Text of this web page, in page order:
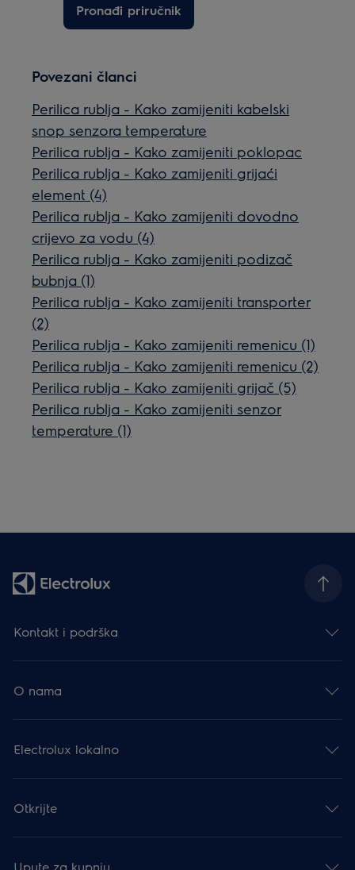
Pronađi priručnik
Povezani članci
Perilica rublja - Kako zamijeniti kabelski
snop senzora temperature
Perilica rublja - Kako zamijeniti poklopac
Perilica rublja - Kako zamijeniti grijaći
element (4)
Perilica rublja - Kako zamijeniti dovodno
crijevo za vodu (4)
Perilica rublja - Kako zamijeniti podizač
bubnja (1)
Perilica rublja - Kako zamijeniti transporter
(2)
Perilica rublja - Kako zamijeniti remenicu (1)
Perilica rublja - Kako zamijeniti remenicu (2)
Perilica rublja - Kako zamijeniti grijač (5)
Perilica rublja - Kako zamijeniti senzor
temperature (1)
Kontakt i podrška
O nama
Electrolux lokalno
Otkrijte